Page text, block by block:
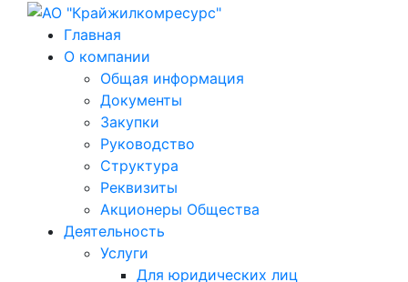
Главная
О компании
Общая информация
Документы
Закупки
Руководство
Структура
Реквизиты
Акционеры Общества
Деятельность
Услуги
Для юридических лиц